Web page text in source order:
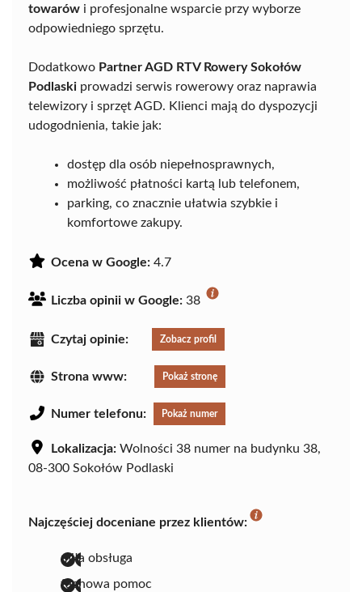
towarów i profesjonalne wsparcie przy wyborze
odpowiedniego sprzętu.
Dodatkowo Partner AGD RTV Rowery Sokołów
Podlaski prowadzi serwis rowerowy oraz naprawia
telewizory i sprzęt AGD. Klienci mają do dyspozycji
udogodnienia, takie jak:
dostęp dla osób niepełnosprawnych,
możliwość płatności kartą lub telefonem,
parking, co znacznie ułatwia szybkie i
komfortowe zakupy.
Ocena w Google: 4.7
Liczba opinii w Google: 38
Czytaj opinie: Zobacz profil
Strona www: Pokaż stronę
Numer telefonu: Pokaż numer
Lokalizacja: Wolności 38 numer na budynku 38,
08-300 Sokołów Podlaski
Najczęściej doceniane przez klientów:
miła obsługa
fachowa pomoc